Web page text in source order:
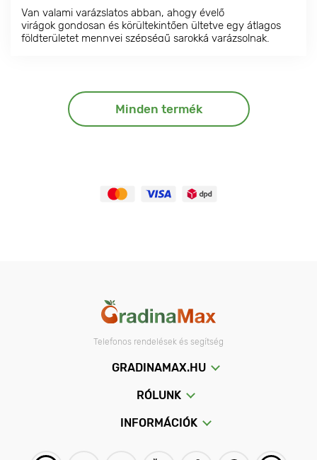
Van valami varázslatos abban, ahogy évelő
virágok gondosan és körültekintően ültetve egy átlagos
földterületet mennyei szépségű sarokká varázsolnak.
Minden termék
Telefonos rendelések és segítség
GRADINAMAX.HU
RÓLUNK
INFORMÁCIÓK